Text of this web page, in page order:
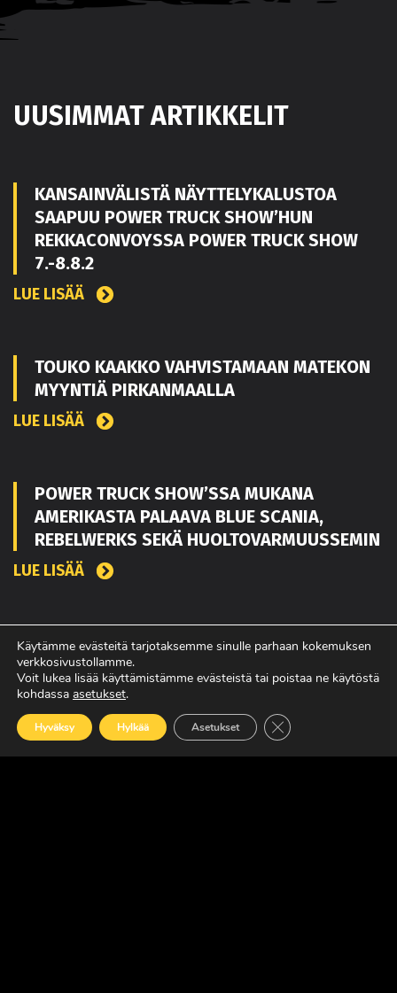
UUSIMMAT ARTIKKELIT
KANSAINVÄLISTÄ NÄYTTELYKALUSTOA
SAAPUU POWER TRUCK SHOW’HUN
REKKACONVOYSSA POWER TRUCK SHOW
7.-8.8.2
LUE LISÄÄ
TOUKO KAAKKO VAHVISTAMAAN MATEKON
MYYNTIÄ PIRKANMAALLA
LUE LISÄÄ
POWER TRUCK SHOW’SSA MUKANA
AMERIKASTA PALAAVA BLUE SCANIA,
REBELWERKS SEKÄ HUOLTOVARMUUSSEMIN
LUE LISÄÄ
MAXUKSET VIIDEN VUODEN TAKUULLA
LUE LISÄÄ
Käytämme evästeitä tarjotaksemme sinulle parhaan kokemuksen
verkkosivustollamme.
Voit lukea lisää käyttämistämme evästeistä tai poistaa ne käytöstä
kohdassa asetukset.
Hyväksy Hylkää Asetukset Sulje evästebanneri